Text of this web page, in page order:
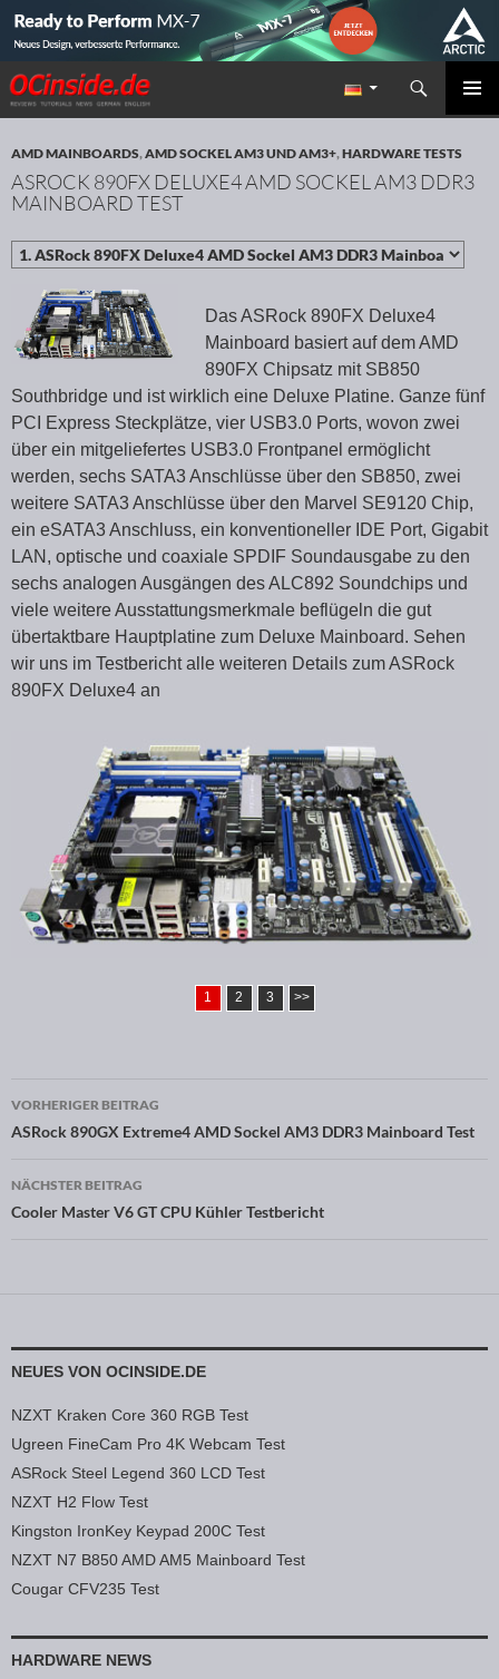
Redaktion ocinside.de PC Hardware Portal
Suchen
ZUM INHALT SPRINGEN
AMD MAINBOARDS,AMD SOCKEL AM3 UND AM3+,HARDWARE TESTS
ASROCK 890FX DELUXE4 AMD SOCKEL AM3 DDR3
MAINBOARD TEST
Das ASRock 890FX Deluxe4
Mainboard basiert auf dem AMD
890FX Chipsatz mit SB850
Southbridge und ist wirklich eine Deluxe Platine. Ganze fünf
PCI Express Steckplätze, vier USB3.0 Ports, wovon zwei
über ein mitgeliefertes USB3.0 Frontpanel ermöglicht
werden, sechs SATA3 Anschlüsse über den SB850, zwei
weitere SATA3 Anschlüsse über den Marvel SE9120 Chip,
ein eSATA3 Anschluss, ein konventioneller IDE Port, Gigabit
LAN, optische und coaxiale SPDIF Soundausgabe zu den
sechs analogen Ausgängen des ALC892 Soundchips und
viele weitere Ausstattungsmerkmale beflügeln die gut
übertaktbare Hauptplatine zum Deluxe Mainboard. Sehen
wir uns im Testbericht alle weiteren Details zum ASRock
890FX Deluxe4 an
1 2 3 >>
Beitragsnavigation
VORHERIGER BEITRAG
ASRock 890GX Extreme4 AMD Sockel AM3 DDR3 Mainboard Test
NÄCHSTER BEITRAG
Cooler Master V6 GT CPU Kühler Testbericht
NEUES VON OCINSIDE.DE
NZXT Kraken Core 360 RGB Test
Ugreen FineCam Pro 4K Webcam Test
ASRock Steel Legend 360 LCD Test
NZXT H2 Flow Test
Kingston IronKey Keypad 200C Test
NZXT N7 B850 AMD AM5 Mainboard Test
Cougar CFV235 Test
HARDWARE NEWS